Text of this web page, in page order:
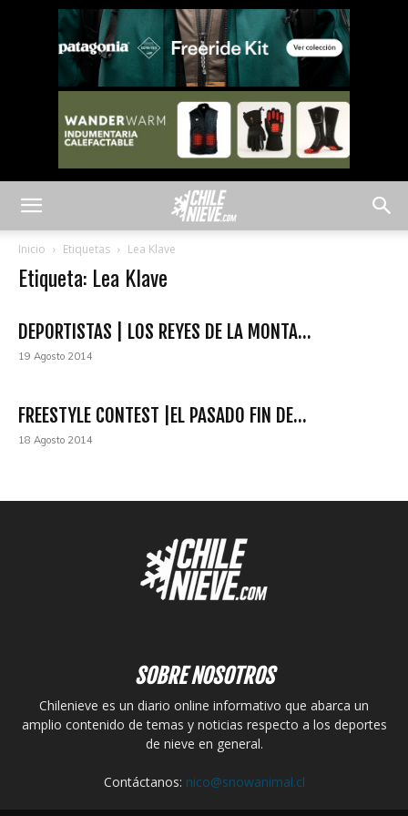
Inicio Etiquetas Lea Klave
Etiqueta: Lea Klave
DEPORTISTAS | LOS REYES DE LA MONTA...
19 Agosto 2014
FREESTYLE CONTEST |EL PASADO FIN DE...
18 Agosto 2014
SOBRE NOSOTROS
Chilenieve es un diario online informativo que abarca un
amplio contenido de temas y noticias respecto a los deportes
de nieve en general.
Contáctanos: nico@snowanimal.cl